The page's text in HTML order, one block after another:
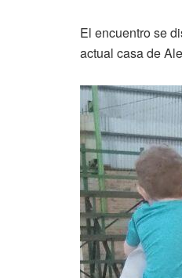
El encuentro se
actual casa de